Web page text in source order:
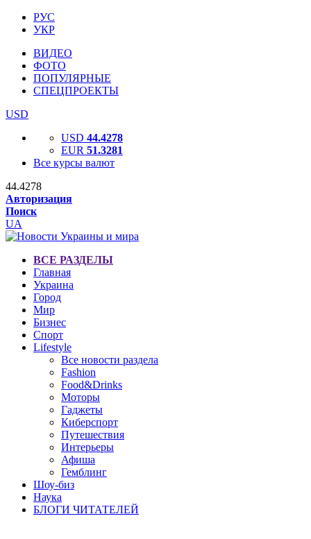
РУС
УКР
ВИДЕО
ФОТО
ПОПУЛЯРНЫЕ
СПЕЦПРОЕКТЫ
USD
USD 44.4278
EUR 51.3281
Все курсы валют
44.4278
Авторизация
Поиск
UA
ВСЕ РАЗДЕЛЫ
Главная
Украина
Город
Мир
Бизнес
Спорт
Lifestyle
Все новости раздела
Fashion
Food&Drinks
Моторы
Гаджеты
Киберспорт
Путешествия
Интерьеры
Афиша
Гемблинг
Шоу-биз
Наука
БЛОГИ ЧИТАТЕЛЕЙ